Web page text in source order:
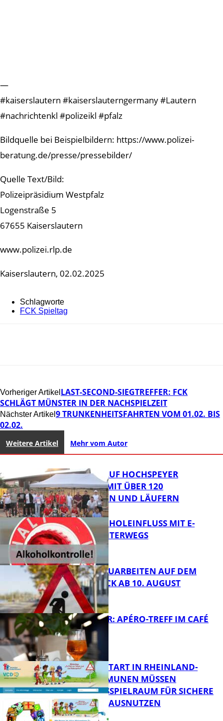
—
#kaiserslautern #kaiserslauterngermany #Lautern
#nachrichtenkl #polizeikl #pfalz
Bildquelle bei Beispielbildern: https://www.polizei-
beratung.de/presse/pressebilder/
Quelle Text/Bild:
Polizeipräsidium Westpfalz
Logenstraße 5
67655 Kaiserslautern
www.polizei.rlp.de
Kaiserslautern, 02.02.2025
Schlagworte
FCK Spieltag
Vorheriger Artikel LAST-SECOND-SIEGTREFFER: FCK
SCHLÄGT MÜNSTER IN DER NACHSPIELZEIT
Nächster Artikel 9 TRUNKENHEITSFAHRTEN VOM 01.02. BIS
02.02.
Weitere Artikel Mehr vom Autor
FB News
31. KERWELAUF HOCHSPEYER
BEGEISTERT MIT ÜBER 120
LÄUFERINNEN UND LÄUFERN
FB News
UNTER ALKOHOLEINFLUSS MIT E-
SCOOTER UNTERWEGS
FB News
STRASSENBAUARBEITEN AUF DEM B
ÄNNJERRÜCK AB 10. AUGUST
FB Kultur
HOT SUMMER: APÉRO-TREFF IM CAFÉ
LUMA
ZUM SCHULSTART IN RHEINLAND-
PFALZ: KOMMUNEN MÜSSEN
HANDLUNGSSPIELRAUM FÜR SICHERE
SCHULWEGE AUSNUTZEN